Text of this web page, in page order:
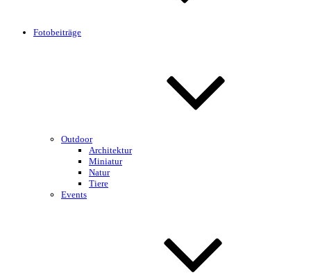
Fotobeiträge
Outdoor
Architektur
Miniatur
Natur
Tiere
Events